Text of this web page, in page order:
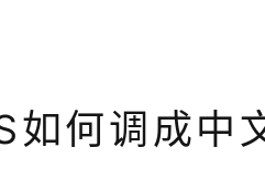
如何调成中